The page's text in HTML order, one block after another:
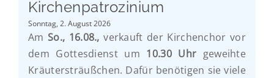
Kirchenpatrozinium
Sonntag, 2. August 2026
AmSo., 16.08.,verkauft der Kirchenchor vor
dem Gottesdienst um 10.30 Uhr geweihte
Kräutersträußchen. Dafür benötigen sie viele